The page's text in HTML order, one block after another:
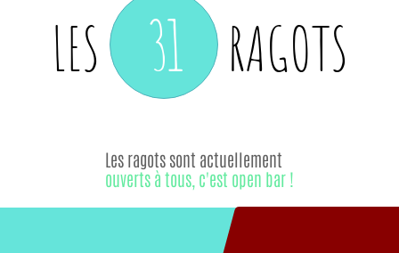
LES 31 RAGOTS
Les ragots sont actuellement
ouverts à tous, c'est open bar !